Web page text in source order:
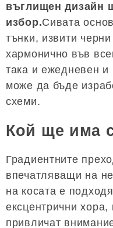
въглищен дизайн
избор.Сивата
тънки, извити
хармонично във
така и ежедневен и
може да бъде
схеми.
Кой ще има
Градиентните
впечатляващи на
на косата е
ексцентрични
привличат